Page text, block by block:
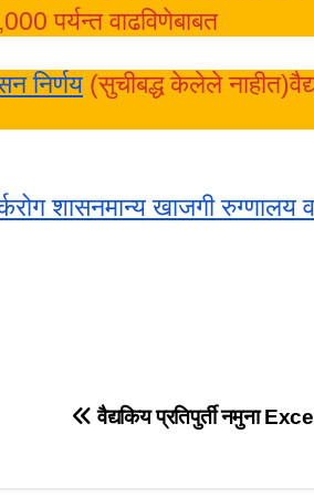
पर्यन्‍त वाढविणेबाबत
निर्णय (सुचीबद्ध केलेले
शासनमान्य खाजगी
वैद्यकिय प्रतिपुर्ती नमुना